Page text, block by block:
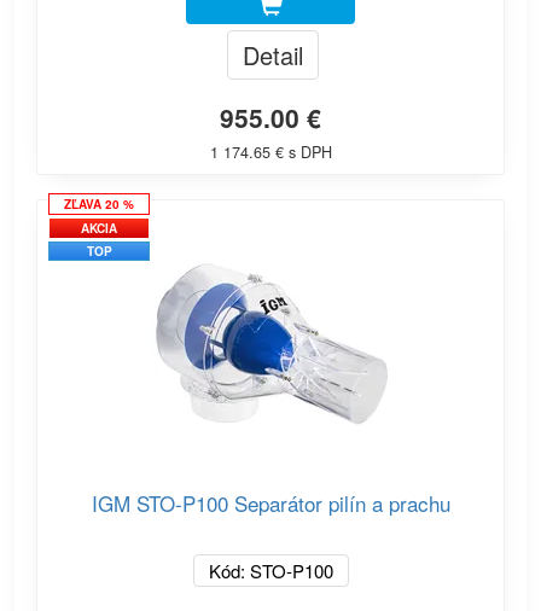
Detail
955.00 €
1 174.65 € s DPH
ZĽAVA 20 %
AKCIA
TOP
IGM STO-P100 Separátor pilín a prachu
Kód: STO-P100